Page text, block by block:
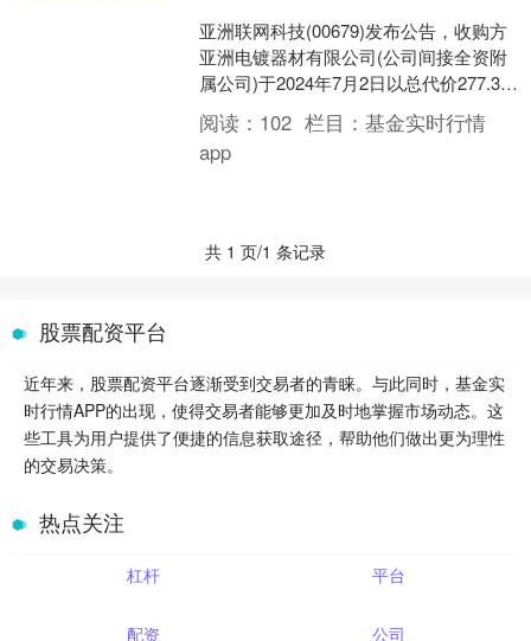
亚洲联网科技(00679)发布公告，收购方
亚洲电镀器材有限公司(公司间接全资附
属公司)于2024年7月2日以总代价277.35
万美元购入面值总额290万美元的存....
阅读： 102 栏目：基金实时行情
app
共 1 页/1 条记录
股票配资平台
近年来，股票配资平台逐渐受到交易者的青睐。与此同时，基金实
时行情APP的出现，使得交易者能够更加及时地掌握市场动态。这
些工具为用户提供了便捷的信息获取途径，帮助他们做出更为理性
的交易决策。
热点关注
杠杆 平台
配资 公司